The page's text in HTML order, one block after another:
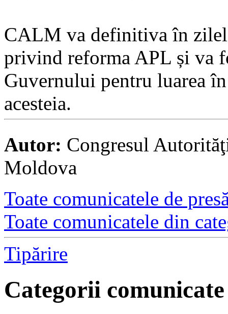
CALM va definitiva în
privind reforma APL și va
Guvernului pentru luarea
acesteia.
Autor: Congresul
Moldova
Toate comunicatele de
Toate comunicatele din
Tipărire
Categorii comunicate